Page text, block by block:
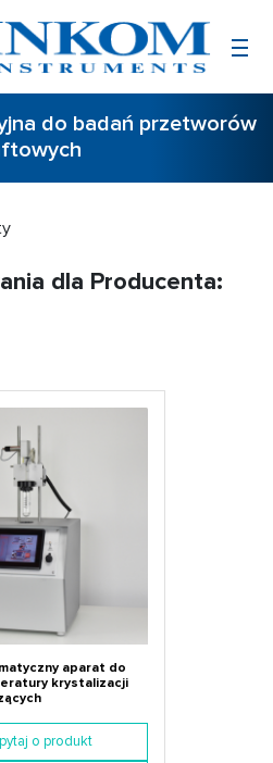
do badań przetworów
dla Producenta:
aparat do
krystalizacji
o produkt